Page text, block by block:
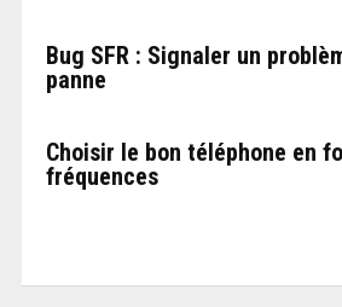
Bug SFR : Signaler un
panne
Choisir le bon téléphone en
fréquences